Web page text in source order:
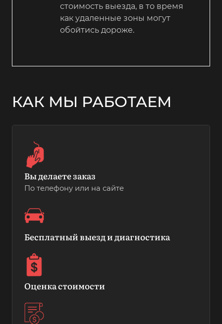
стоимость выезда, в то время
как удаленные зоны могут
обойтись дороже.
КАК МЫ РАБОТАЕМ
Вы делаете заказ
По телефону или на сайте
Бесплатный выезд и диагностика
Оценка стоимости